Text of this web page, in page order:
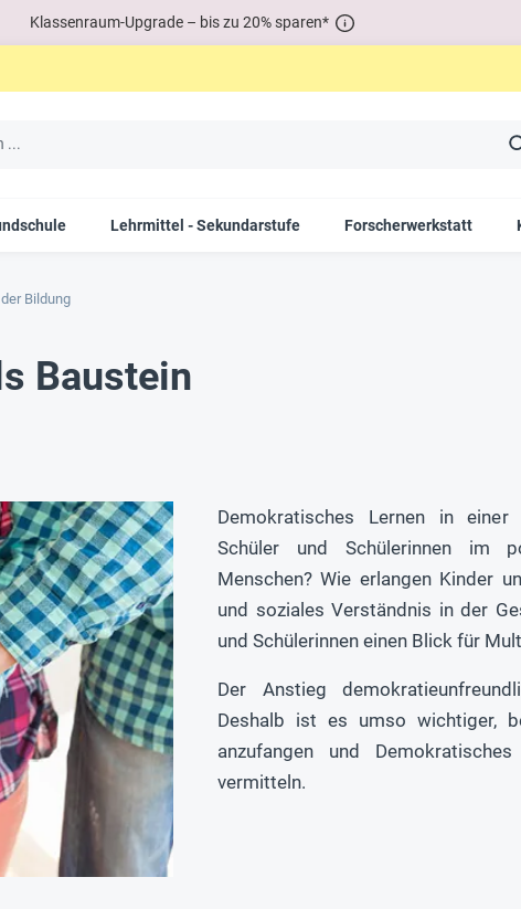
Klassenraum-Upgrade – bis zu 20% sparen*
Lehrmittel - Sekundarstufe Forscherwerkstatt
Bildung
Baustein
Demokratisches Lernen in einer
Schüler und Schülerinnen im
Menschen? Wie erlangen Kinder
und soziales Verständnis in der
und Schülerinnen einen Blick für
Der Anstieg
Deshalb ist es umso wichtiger,
anzufangen und
vermitteln.